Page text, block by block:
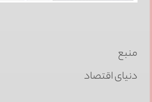
منبع
دنیای اقتصاد